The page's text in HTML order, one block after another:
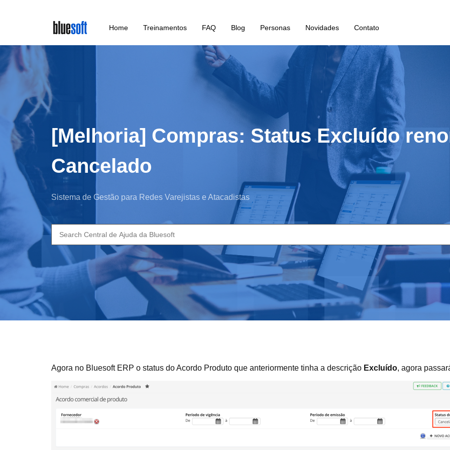
main
content
Home Treinamentos FAQ Blog Personas Novidades Contato
[Melhoria] Compras: Status Excluído
Cancelado
Sistema de Gestão para Redes Varejistas e Atacadistas
Search
for:
Agora no Bluesoft ERP o status do Acordo Produto que anteriormente tinha a descrição Excluído, agora